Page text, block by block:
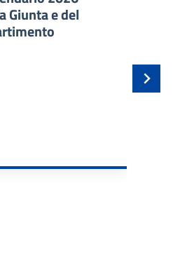
ASSOCIATI
Giunta e del
IL CALENDARIO 2026